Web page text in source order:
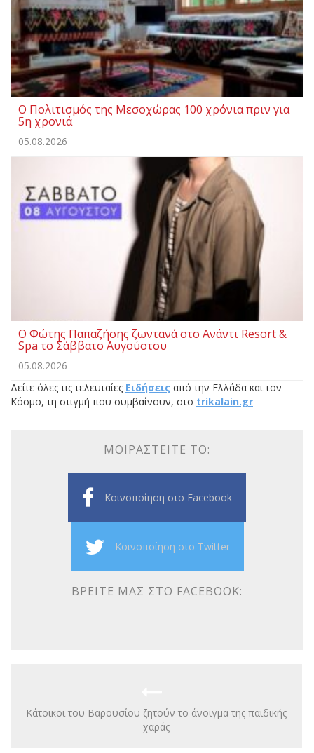
Ο Πολιτισμός της Μεσοχώρας 100 χρόνια πριν για
5η χρονιά
05.08.2026
Ο Φώτης Παπαζήσης ζωντανά στο Ανάντι Resort &
Spa το Σάββατο Αυγούστου
05.08.2026
Δείτε όλες τις τελευταίες Ειδήσεις από την Ελλάδα και τον
Κόσμο, τη στιγμή που συμβαίνουν, στο trikalain.gr
ΜΟΙΡΑΣΤΕΊΤΕ ΤΟ:
Κοινοποίηση στο Facebook
Κοινοποίηση στο Twitter
ΒΡΕΊΤΕ ΜΑΣ ΣΤΟ FACEBOOK:
Κάτοικοι του Βαρουσίου ζητούν το άνοιγμα της παιδικής
χαράς